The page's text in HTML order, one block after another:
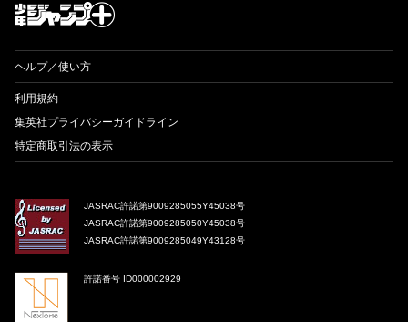
ヘルプ／使い方
利用規約
集英社プライバシーガイドライン
特定商取引法の表示
JASRAC許諾第9009285055Y45038号
JASRAC許諾第9009285050Y45038号
JASRAC許諾第9009285049Y43128号
許諾番号 ID000002929